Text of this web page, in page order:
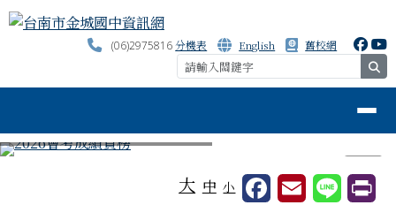
跳至主內容區
台南市金城國中資訊網
(06)2975816分機表 English 舊校網
⏸
大 中 小